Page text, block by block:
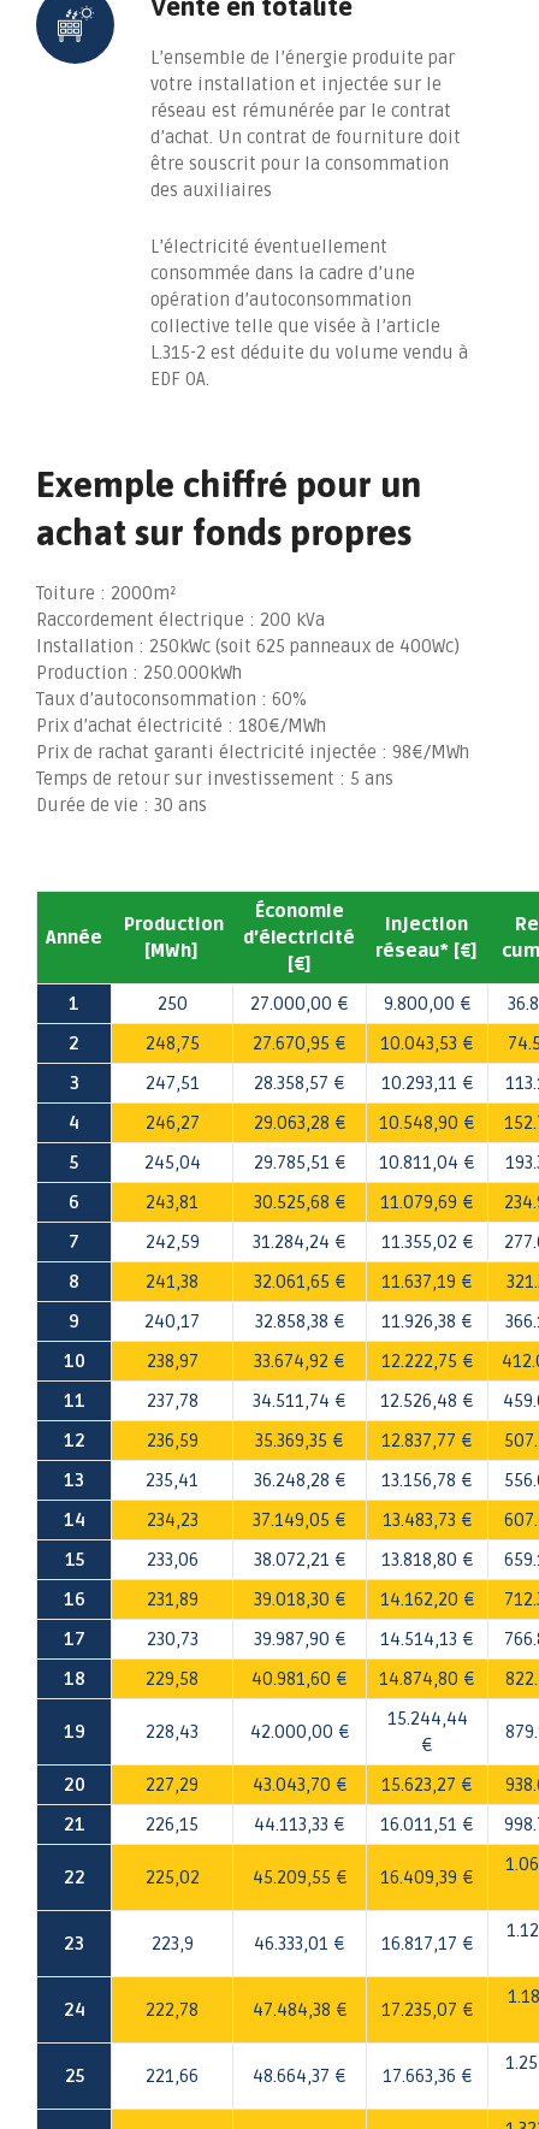
L’ensemble de l’énergie produite par
votre installation et injectée sur le
réseau est rémunérée par le contrat
d’achat. Un contrat de fourniture doit
être souscrit pour la consommation
des auxiliaires
L’électricité éventuellement
consommée dans la cadre d’une
opération d’autoconsommation
collective telle que visée à l’article
L.315-2 est déduite du volume vendu à
EDF OA.
Exemple chiffré pour un
achat sur fonds propres
Toiture : 2000m²
Raccordement électrique : 200 kVa
Installation : 250kWc (soit 625 panneaux de 400Wc)
Production : 250.000kWh
Taux d’autoconsommation : 60%
Prix d’achat électricité : 180€/MWh
Prix de rachat garanti électricité injectée : 98€/MWh
Temps de retour sur investissement : 5 ans
Durée de vie : 30 ans
Année
Production
[MWh]
Économie
d’électricité
[€]
Injection
réseau* [€]
1 250 27.000,00 € 9.800,00 €
2
248,75 27.670,95 € 10.043,53 €
3
247,51 28.358,57 € 10.293,11 €
4
246,27 29.063,28 € 10.548,90 €
5
245,04 29.785,51 € 10.811,04 €
6
243,81 30.525,68 € 11.079,69 €
7
242,59 31.284,24 € 11.355,02 €
8
241,38 32.061,65 € 11.637,19 €
9
240,17 32.858,38 € 11.926,38 €
10
238,97 33.674,92 € 12.222,75 €
11
237,78 34.511,74 € 12.526,48 €
12
236,59 35.369,35 € 12.837,77 €
13
235,41 36.248,28 € 13.156,78 €
14
234,23 37.149,05 € 13.483,73 €
15
233,06 38.072,21 € 13.818,80 €
16
231,89 39.018,30 € 14.162,20 €
17
230,73 39.987,90 € 14.514,13 €
18
229,58 40.981,60 € 14.874,80 €
19 228,43 42.000,00 €
15.244,44
€
20 227,29 43.043,70 € 15.623,27 €
21
226,15 44.113,33 € 16.011,51 €
22 225,02 45.209,55 € 16.409,39 €
23 223,9 46.333,01 € 16.817,17 €
24 222,78 47.484,38 € 17.235,07 €
25 221,66 48.664,37 € 17.663,36 €